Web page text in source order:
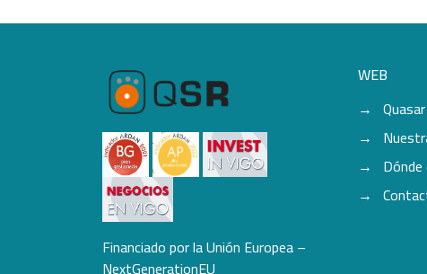
Financiado por la Unión Europea –
WEB
Quasar